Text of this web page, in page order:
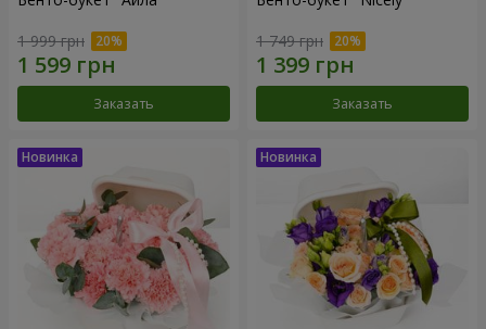
1 999 грн
Заказать
1 749 грн
Заказать